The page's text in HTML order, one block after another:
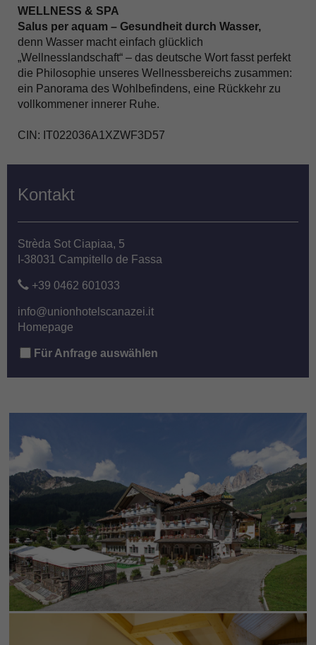
WELLNESS & SPA
Salus per aquam – Gesundheit durch Wasser,
denn Wasser macht einfach glücklich
„Wellnesslandschaft“ – das deutsche Wort fasst perfekt
die Philosophie unseres Wellnessbereichs zusammen:
ein Panorama des Wohlbefindens, eine Rückkehr zu
vollkommener innerer Ruhe.
CIN: IT022036A1XZWF3D57
Kontakt
Strèda Sot Ciapiaa, 5
I-38031 Campitello de Fassa
+39 0462 601033
info@unionhotelscanazei.it
Homepage
Für Anfrage auswählen